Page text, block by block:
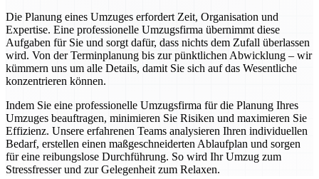
Die Planung eines Umzuges erfordert Zeit, Organisation und
Expertise. Eine professionelle Umzugsfirma übernimmt diese
Aufgaben für Sie und sorgt dafür, dass nichts dem Zufall überlassen
wird. Von der Terminplanung bis zur pünktlichen Abwicklung – wir
kümmern uns um alle Details, damit Sie sich auf das Wesentliche
konzentrieren können.
Indem Sie eine professionelle Umzugsfirma für die Planung Ihres
Umzuges beauftragen, minimieren Sie Risiken und maximieren Sie
Effizienz. Unsere erfahrenen Teams analysieren Ihren individuellen
Bedarf, erstellen einen maßgeschneiderten Ablaufplan und sorgen
für eine reibungslose Durchführung. So wird Ihr Umzug zum
Stressfresser und zur Gelegenheit zum Relaxen.